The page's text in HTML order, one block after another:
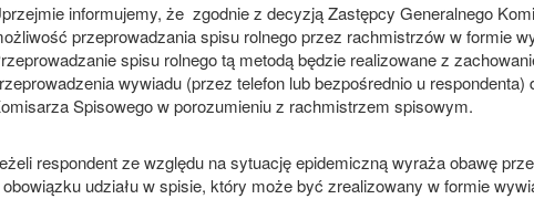
informujemy, że zgodnie z decyzją Zastępcy Generalnego
przeprowadzania spisu rolnego przez rachmistrzów w formie
spisu rolnego tą metodą będzie realizowane z
wywiadu (przez telefon lub bezpośrednio u
Spisowego w porozumieniu z rachmistrzem spisowym.
respondent ze względu na sytuację epidemiczną wyraża obawę
udziału w spisie, który może być zrealizowany w formie